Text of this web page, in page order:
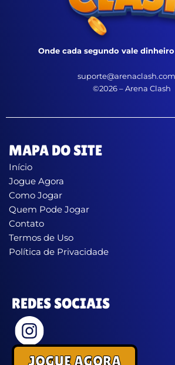
Onde cada segundo vale
©2026 – Arena Clash
MAPA DO SITE
Início
Jogue Agora
Como Jogar
Quem Pode Jogar
Contato
Termos de Uso
Política de Privacidade
REDES SOCIAIS
JOGUE AGORA